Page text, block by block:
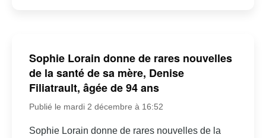
Sophie Lorain donne de rares nouvelles
de la santé de sa mère, Denise
Filiatrault, âgée de 94 ans
Publié le mardi 2 décembre à 16:52
Sophie Lorain donne de rares nouvelles de la